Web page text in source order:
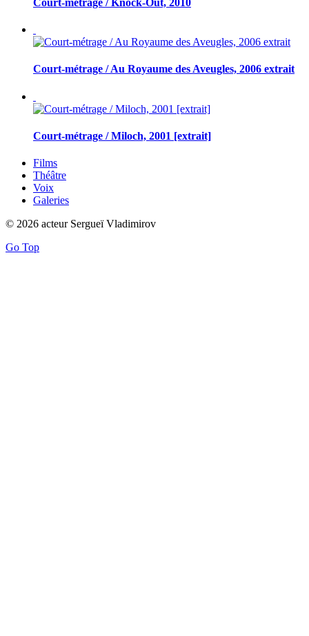
Court-métrage / Knock-Out, 2010
Court-métrage / Au Royaume des Aveugles, 2006 extrait
Court-métrage / Miloch, 2001 [extrait]
Films
Théâtre
Voix
Galeries
© 2026 acteur Sergueï Vladimirov
Go Top